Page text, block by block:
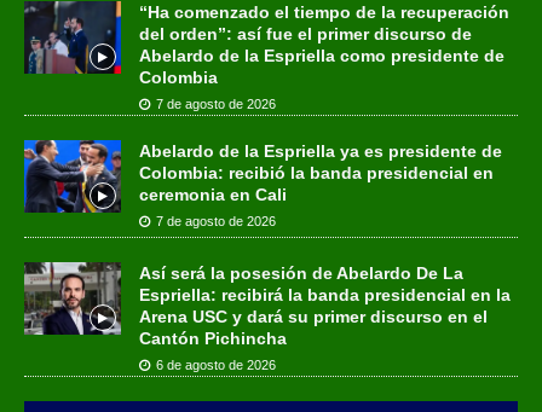
“Ha comenzado el tiempo de la recuperación
del orden”: así fue el primer discurso de
Abelardo de la Espriella como presidente de
Colombia
7 de agosto de 2026
Abelardo de la Espriella ya es presidente de
Colombia: recibió la banda presidencial en
ceremonia en Cali
7 de agosto de 2026
Así será la posesión de Abelardo De La
Espriella: recibirá la banda presidencial en la
Arena USC y dará su primer discurso en el
Cantón Pichincha
6 de agosto de 2026